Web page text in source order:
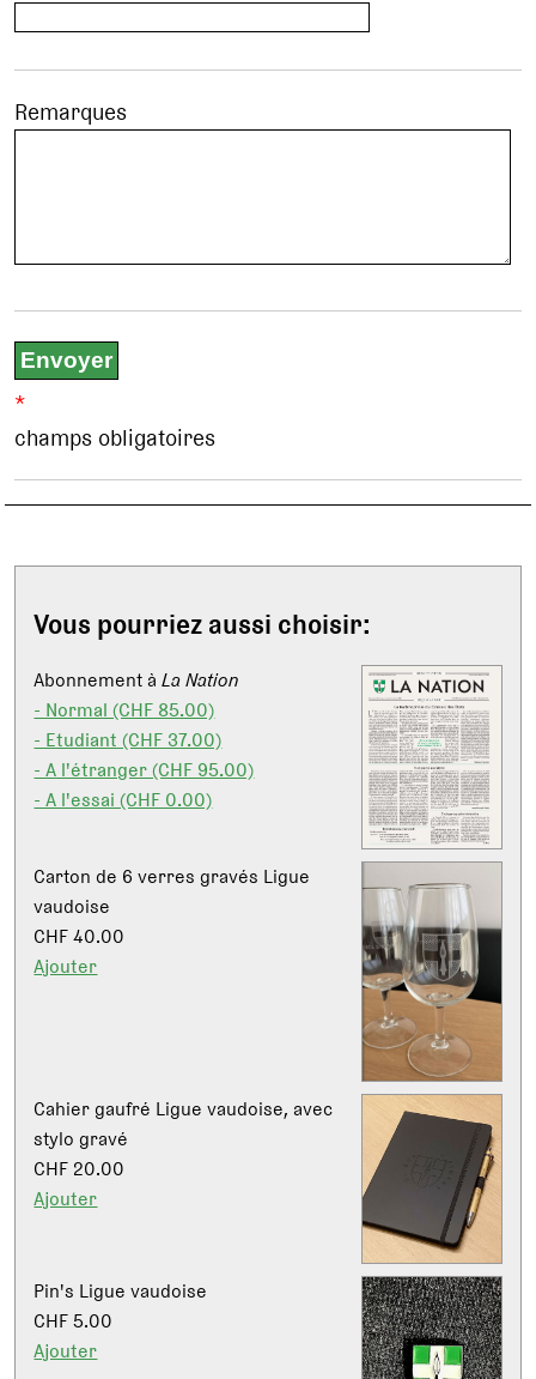
Remarques
*
champs obligatoires
Vous pourriez aussi choisir:
Abonnement àLa Nation
- Normal (CHF 85.00)
- Etudiant (CHF 37.00)
- A l'étranger (CHF 95.00)
- A l'essai (CHF 0.00)
Carton de 6 verres gravés Ligue
vaudoise
CHF 40.00
Ajouter
Cahier gaufré Ligue vaudoise, avec
stylo gravé
CHF 20.00
Ajouter
Pin's Ligue vaudoise
CHF 5.00
Ajouter